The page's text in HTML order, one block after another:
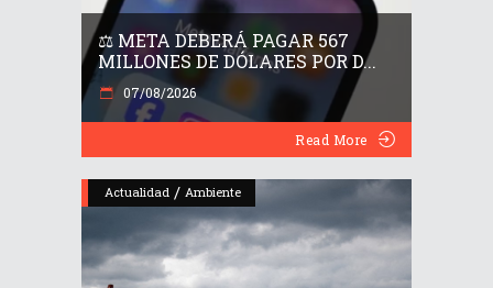
⚖️ META DEBERÁ PAGAR 567
MILLONES DE DÓLARES POR D...
07/08/2026
Read More
Actualidad / Ambiente